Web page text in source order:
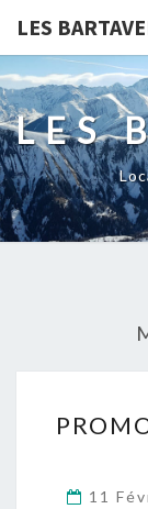
LES
LES
11